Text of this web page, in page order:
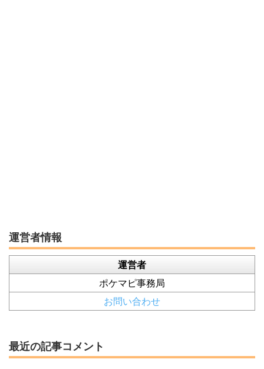
運営者情報
運営者
ポケマピ事務局
お問い合わせ
最近の記事コメント